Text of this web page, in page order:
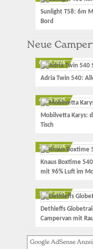
Sunlight T58: 6m
Bord
Neue
6. Juli 2026
Adria Twin 540:
4. Juli 2026
Mobilvetta Karys:
Tisch
2. Juli 2026
Knaus Boxtime
mit 96% Luft im
1. Juli 2026
Dethleffs
Campervan mit
Google AdSense